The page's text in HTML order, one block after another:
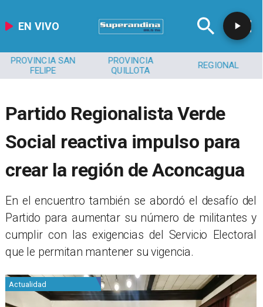
EN VIVO
PROVINCIA SAN
FELIPE
PROVINCIA
QUILLOTA
REGIONAL
Partido Regionalista Verde
Social reactiva impulso para
crear la región de Aconcagua
​En el encuentro también se abordó el desafío del
Partido para aumentar su número de militantes y
cumplir con las exigencias del Servicio Electoral
que le permitan mantener su vigencia.
Actualidad